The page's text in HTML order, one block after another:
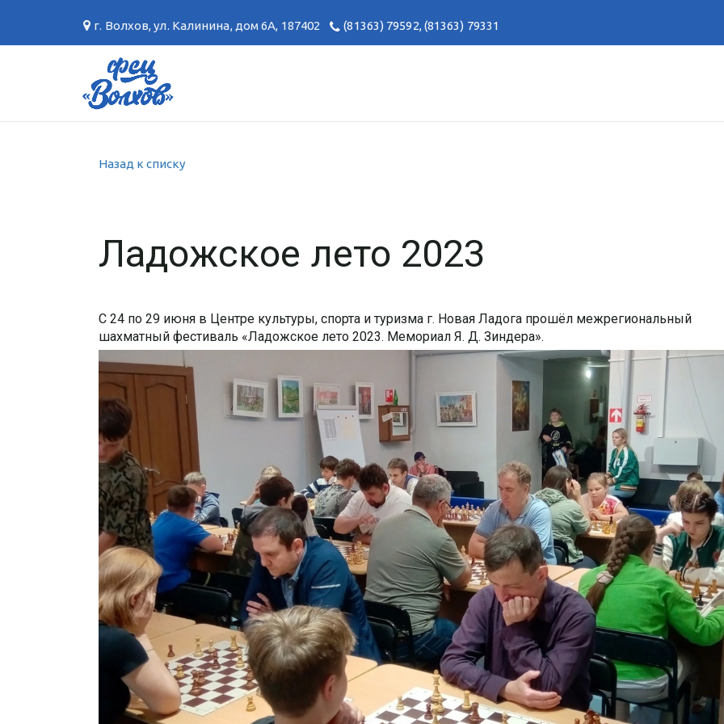
г. Волхов,ул. Калинина, дом 6А, 187402 (81363) 79592,(81363) 79331
Назад к списку
Ладожское лето 2023
С 24 по 29 июня в Центре культуры, спорта и туризма г. Новая Ладога прошёл межрегиональный
шахматный фестиваль «Ладожское лето 2023. Мемориал Я. Д. Зиндера».